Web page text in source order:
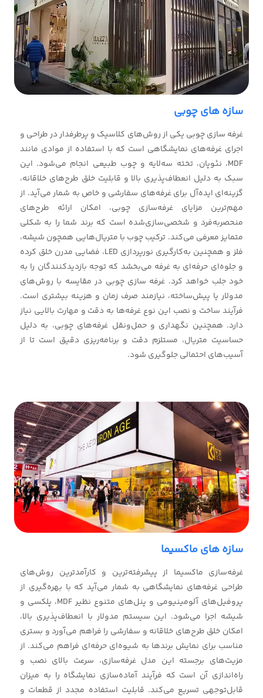
سازه های چوبی
غرفه سازی چوبی یکی از روش‌های کلاسیک و پرطرفدار در طراحی و
اجرای غرفه‌های نمایشگاهی است که با استفاده از موادی مانند
MDF، نئوپان، تخته سه‌لایه و چوب طبیعی انجام می‌شود. این
سبک به دلیل انعطاف‌پذیری بالا و قابلیت خلق طرح‌های خلاقانه،
گزینه‌ای ایده‌آل برای غرفه‌های سفارشی و خاص به شمار می‌آید. از
مهم‌ترین مزایای غرفه‌سازی چوبی، امکان ارائه طرح‌های
منحصربه‌فرد و شخصی‌سازی‌شده است که برند شما را به شکلی
متمایز معرفی می‌کند. ترکیب چوب با متریال‌هایی همچون شیشه،
فلز و همچنین به‌کارگیری نورپردازی LED، فضایی مدرن خلق کرده
و جلوه‌ای حرفه‌ای به غرفه می‌بخشد که توجه بازدیدکنندگان را به
خود جلب خواهد کرد. غرفه سازی چوبی در مقایسه با روش‌های
مدولار یا پیش‌ساخته، نیازمند صرف زمان و هزینه بیشتری است.
فرآیند ساخت و نصب این نوع غرفه‌ها به دقت و مهارت بالایی نیاز
دارد. همچنین نگهداری و حمل‌ونقل غرفه‌های چوبی، به دلیل
حساسیت متریال، مستلزم دقت و برنامه‌ریزی دقیق است تا از
آسیب‌های احتمالی جلوگیری شود.
سازه های ماکسیما
غرفه‌سازی ماکسیما از پیشرفته‌ترین و کارآمدترین روش‌های
طراحی غرفه‌های نمایشگاهی به شمار می‌آید که با بهره‌گیری از
پروفیل‌های آلومینیومی و پنل‌های متنوع نظیر MDF، پلکسی و
شیشه اجرا می‌شود. این سیستم مدولار با انعطاف‌پذیری بالا،
امکان خلق طرح‌های خلاقانه و سفارشی را فراهم می‌آورد و بستری
مناسب برای نمایش برندها به شیوه‌ای حرفه‌ای فراهم می‌کند. از
مزیت‌های برجسته این مدل غرفه‌سازی، سرعت بالای نصب و
راه‌اندازی آن است که فرآیند آماده‌سازی نمایشگاه را به میزان
قابل‌توجهی تسریع می‌کند. قابلیت استفاده مجدد از قطعات و